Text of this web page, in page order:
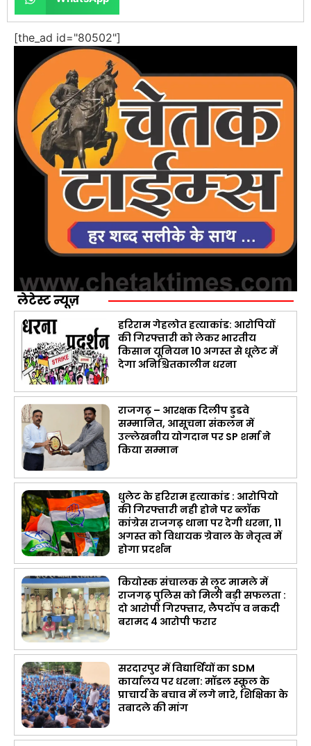
[the_ad id="80502"]
लेटेस्ट न्यूज़
हरिराम गेहलोत हत्याकांड: आरोपियों
की गिरफ्तारी को लेकर भारतीय
किसान यूनियन 10 अगस्त से धूलेट में
देगा अनिश्चितकालीन धरना
राजगढ़ – आरक्षक दिलीप डुडवे
सम्मानित, आसूचना संकलन में
उल्लेखनीय योगदान पर SP शर्मा ने
किया सम्मान
धुलेट के हरिराम हत्याकांड : आरोपियो
की गिरफ्तारी नही होने पर ब्लॉक
कांग्रेस राजगढ़ थाना पर देगी धरना, 11
अगस्त को विधायक ग्रेवाल के नेतृत्व में
होगा प्रदर्शन
कियोस्क संचालक से लूट मामले में
राजगढ़ पुलिस को मिली बड़ी सफलता :
दो आरोपी गिरफ्तार, लैपटॉप व नकदी
बरामद 4 आरोपी फरार
सरदारपुर में विद्यार्थियों का SDM
कार्यालय पर धरना: मॉडल स्कूल के
प्राचार्य के बचाव में लगे नारे, शिक्षिका के
तबादले की मांग